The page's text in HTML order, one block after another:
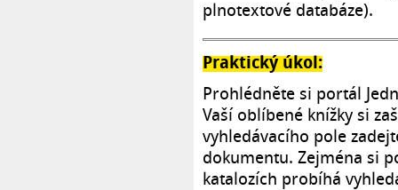
plnotextové databáze).
Praktický úkol:
Prohlédněte si portál
Vaší oblíbené knížky si
vyhledávacího pole
dokumentu. Zejména si
katalozích probíhá